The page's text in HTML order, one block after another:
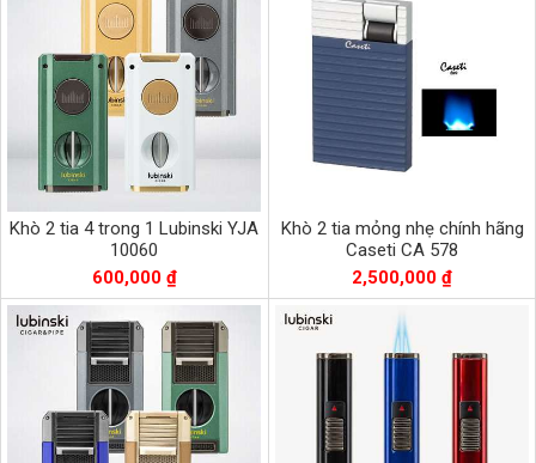
Khò 2 tia 4 trong 1 Lubinski YJA
10060
600,000 ₫
Khò 2 tia mỏng nhẹ chính hãng
Caseti CA 578
2,500,000 ₫